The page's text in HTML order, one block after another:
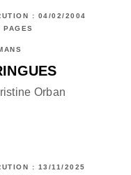
: 04/02/2004
PAGES
Orban
: 13/11/2025